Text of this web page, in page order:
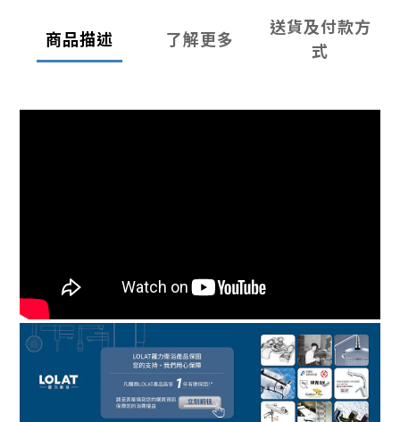
商品描述 了解更多
送貨及付款方
式